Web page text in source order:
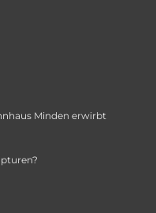
Minden erwirbt